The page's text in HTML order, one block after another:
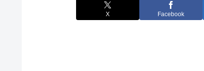
X Facebook